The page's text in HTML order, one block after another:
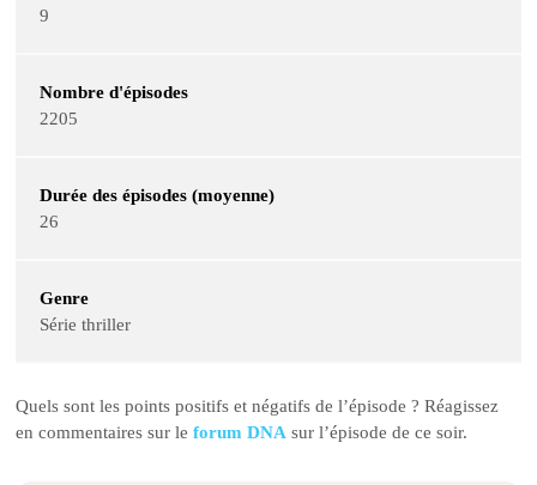
9
Nombre d'épisodes
2205
Durée des épisodes (moyenne)
26
Genre
Série thriller
Quels sont les points positifs et négatifs de l’épisode ? Réagissez
en commentaires sur leforum DNA sur l’épisode de ce soir.